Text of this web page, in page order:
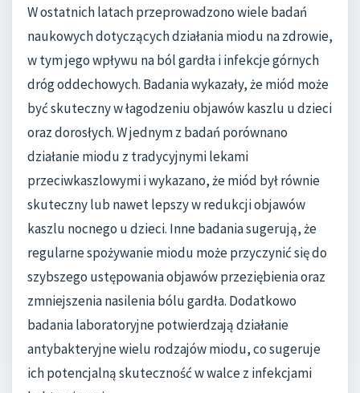
W ostatnich latach przeprowadzono wiele badań
naukowych dotyczących działania miodu na zdrowie,
w tym jego wpływu na ból gardła i infekcje górnych
dróg oddechowych. Badania wykazały, że miód może
być skuteczny w łagodzeniu objawów kaszlu u dzieci
oraz dorosłych. W jednym z badań porównano
działanie miodu z tradycyjnymi lekami
przeciwkaszlowymi i wykazano, że miód był równie
skuteczny lub nawet lepszy w redukcji objawów
kaszlu nocnego u dzieci. Inne badania sugerują, że
regularne spożywanie miodu może przyczynić się do
szybszego ustępowania objawów przeziębienia oraz
zmniejszenia nasilenia bólu gardła. Dodatkowo
badania laboratoryjne potwierdzają działanie
antybakteryjne wielu rodzajów miodu, co sugeruje
ich potencjalną skuteczność w walce z infekcjami